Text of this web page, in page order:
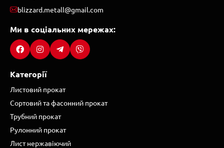
blizzard.metall@gmail.com
Ми в соціальних мережах:
Категорії
Листовий прокат
Сортовий та фасонний прокат
Трубний прокат
Рулонний прокат
Лист нержавіючий